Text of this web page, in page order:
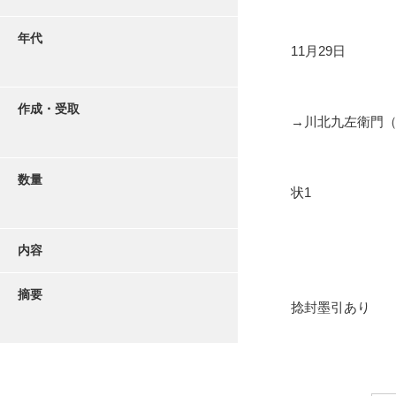
年代
11月29日
作成・受取
→川北九左衛門
数量
状1
内容
摘要
捻封墨引あり